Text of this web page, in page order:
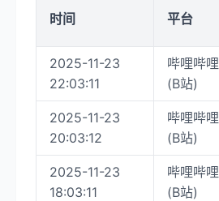
时间 平台
2025-11-23
22:03:11
哔哩哔哩
(B站)
2025-11-23
20:03:12
哔哩哔哩
(B站)
2025-11-23
18:03:11
哔哩哔哩
(B站)